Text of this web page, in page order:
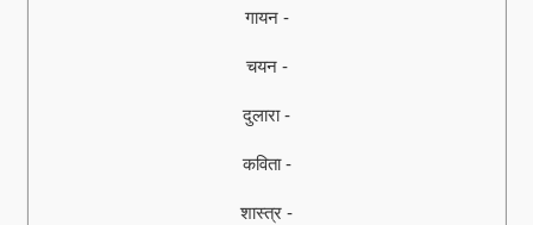
गायन -
चयन -
दुलारा -
कविता -
शास्त्र -